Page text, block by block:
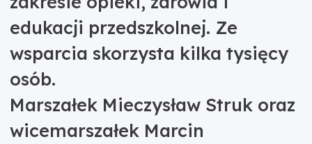
edukacji przedszkolnej. Ze
wsparcia skorzysta kilka tysięcy
osób.
Marszałek Mieczysław Struk oraz
wicemarszałek Marcin